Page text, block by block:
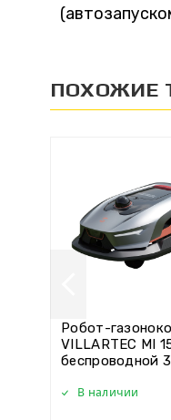
ПОХОЖИЕ
Робот-
VILLARTEC MI
беспроводной
В наличии